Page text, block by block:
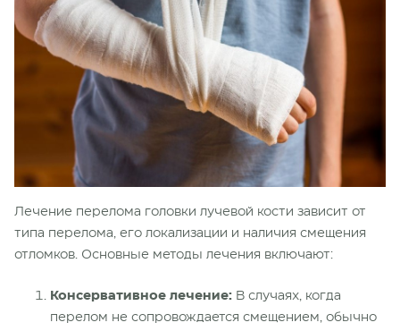
Лечение перелома головки лучевой кости зависит от
типа перелома, его локализации и наличия смещения
отломков. Основные методы лечения включают:
Консервативное лечение: В случаях, когда
перелом не сопровождается смещением, обычно